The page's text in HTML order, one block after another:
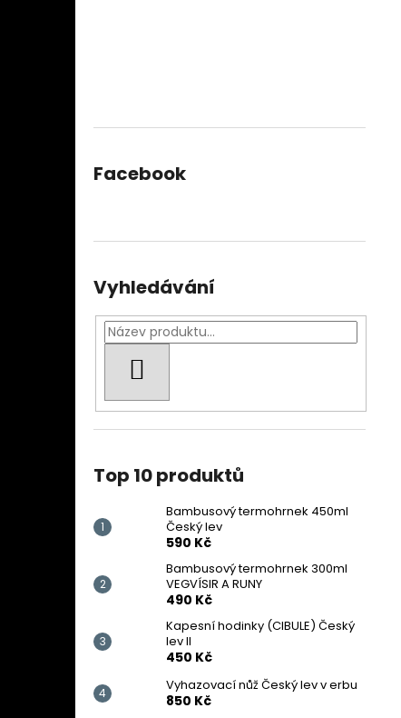
Facebook
Vyhledávání
Top 10 produktů
Bambusový termohrnek 450ml
Český lev
590 Kč
Bambusový termohrnek 300ml
VEGVÍSIR A RUNY
490 Kč
Kapesní hodinky (CIBULE) Český
lev II
450 Kč
Vyhazovací nůž Český lev v erbu
850 Kč